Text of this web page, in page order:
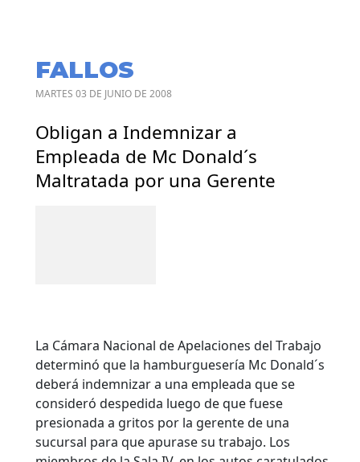
FALLOS
MARTES 03 DE JUNIO DE 2008
Obligan a Indemnizar a
Empleada de Mc Donald´s
Maltratada por una Gerente
La Cámara Nacional de Apelaciones del Trabajo
determinó que la hamburguesería Mc Donald´s
deberá indemnizar a una empleada que se
consideró despedida luego de que fuese
presionada a gritos por la gerente de una
sucursal para que apurase su trabajo. Los